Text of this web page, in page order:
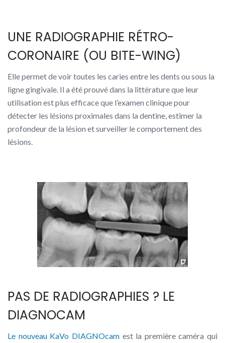
UNE RADIOGRAPHIE RÉTRO-
CORONAIRE (OU BITE-WING)
Elle permet de voir toutes les caries entre les dents ou sous la
ligne gingivale. Il a été prouvé dans la littérature que leur
utilisation est plus efficace que l’examen clinique pour
détecter les lésions proximales dans la dentine, estimer la
profondeur de la lésion et surveiller le comportement des
lésions.
PAS DE RADIOGRAPHIES ? LE
DIAGNOCAM
Le nouveau KaVo DIAGNOcamest la première caméra qui